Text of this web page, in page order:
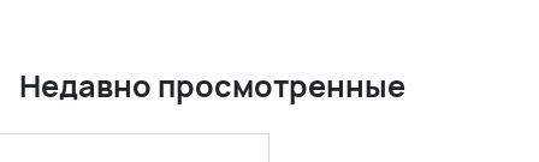
Недавно просмотренные